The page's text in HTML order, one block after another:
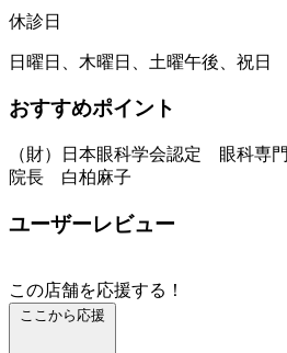
休診日
日曜日、木曜日、土曜午後、祝日
おすすめポイント
（財）日本眼科学会認定 眼科専
院長 白柏麻子
ユーザーレビュー
この店舗を応援する！
ここから応援